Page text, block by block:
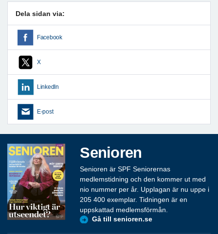
Dela sidan via:
Facebook
X
LinkedIn
E-post
Senioren
Senioren är SPF Seniorernas
medlemstidning och den kommer ut med
nio nummer per år. Upplagan är nu uppe i
205 400 exemplar. Tidningen är en
uppskattad medlemsförmån.
Gå till senioren.se